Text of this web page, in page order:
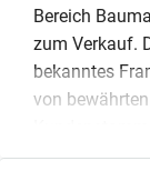
Bereich
zum Verkauf.
bekanntes
von
langfristig